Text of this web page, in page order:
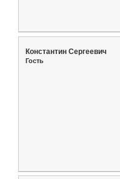
Константин Сергеевич
Гость